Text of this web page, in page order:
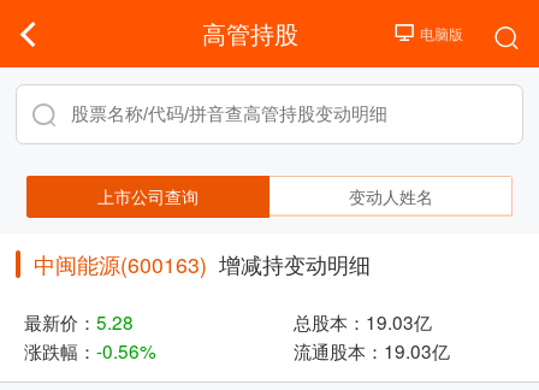
高管持股
上市公司查询 变动人姓名
中闽能源(600163) 增减持变动明细
最新价： 5.28 总股本： 19.03亿
涨跌幅： -0.56% 流通股本： 19.03亿